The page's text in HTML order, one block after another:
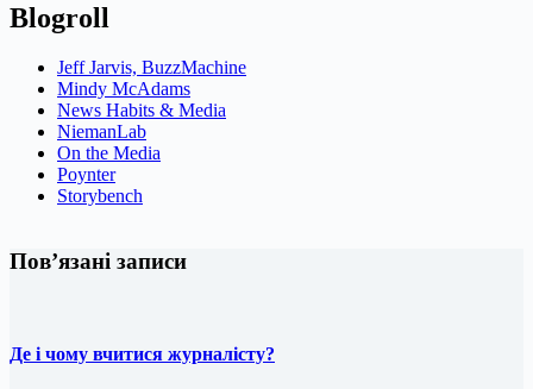
Blogroll
Jeff Jarvis, BuzzMachine
Mindy McAdams
News Habits & Media
NiemanLab
On the Media
Poynter
Storybench
Пов’язані записи
Де і чому вчитися журналісту?